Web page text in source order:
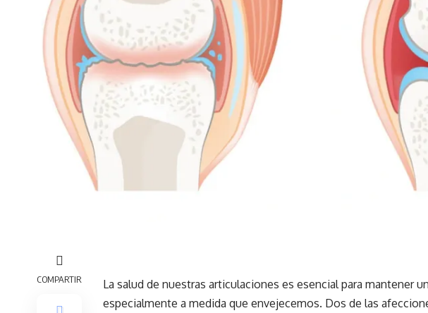
COMPARTIR La salud de nuestras articulaciones es esencial para mantener
especialmente a medida que envejecemos. Dos de las